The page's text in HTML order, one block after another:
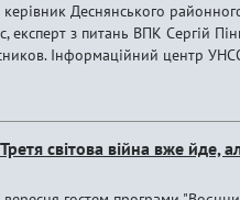
Деснянського
експерт з питань ВПК Сергій
Інформаційний центр
cвітова війна вже йде,